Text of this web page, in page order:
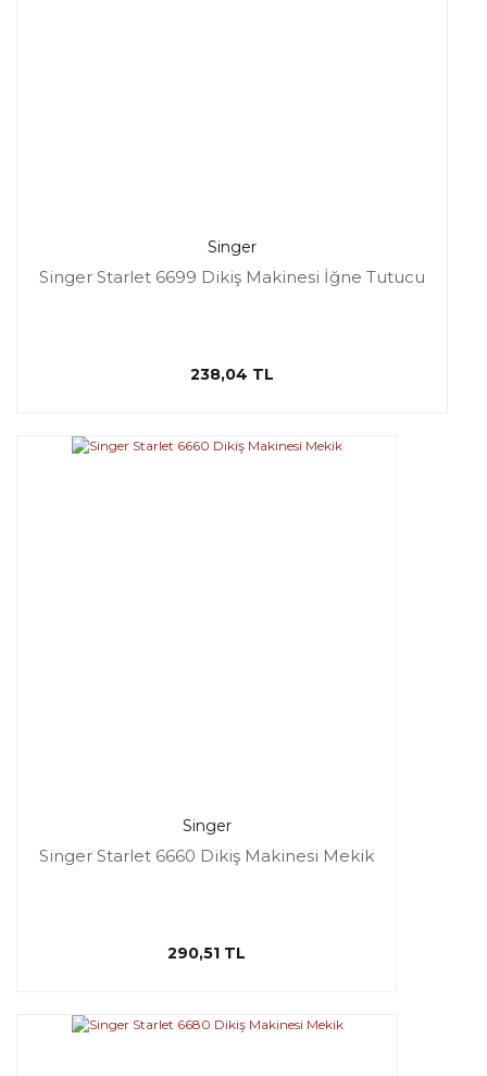
Singer
Singer Starlet 6699 Dikiş Makinesi İğne Tutucu
238,04 TL
Singer
Singer Starlet 6660 Dikiş Makinesi Mekik
290,51 TL